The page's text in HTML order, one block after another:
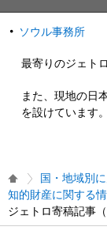
ソウル事務所
最寄りのジェト
また、現地の日
を設けています。
国・地域別
知的財産に関する
ジェトロ寄稿記事